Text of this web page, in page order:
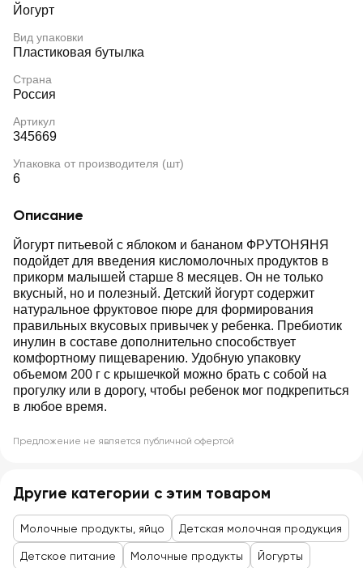
Йогурт
Вид упаковки
Пластиковая бутылка
Страна
Россия
Артикул
345669
Упаковка от производителя (шт)
6
Описание
Йогурт питьевой с яблоком и бананом ФРУТОНЯНЯ
подойдет для введения кисломолочных продуктов в
прикорм малышей старше 8 месяцев. Он не только
вкусный, но и полезный. Детский йогурт содержит
натуральное фруктовое пюре для формирования
правильных вкусовых привычек у ребенка. Пребиотик
инулин в составе дополнительно способствует
комфортному пищеварению. Удобную упаковку
объемом 200 г с крышечкой можно брать с собой на
прогулку или в дорогу, чтобы ребенок мог подкрепиться
в любое время.
Предложение не является публичной офертой
Другие категории с этим товаром
Молочные продукты, яйцо Детская молочная продукция
Детское питание Молочные продукты Йогурты